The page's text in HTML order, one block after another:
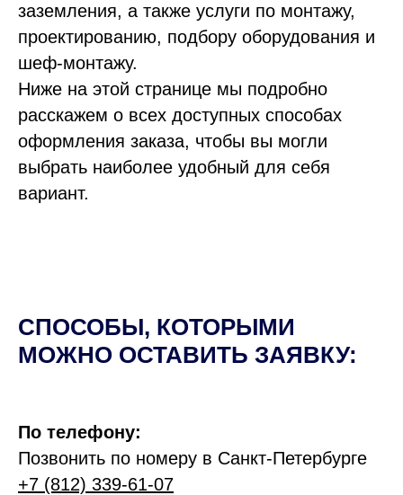
заземления, а также услуги по монтажу,
проектированию, подбору оборудования и
шеф-монтажу.
Ниже на этой странице мы подробно
расскажем о всех доступных способах
оформления заказа, чтобы вы могли
выбрать наиболее удобный для себя
вариант.
СПОСОБЫ, КОТОРЫМИ
МОЖНО ОСТАВИТЬ ЗАЯВКУ:
По телефону:
Позвонить по номеру в Санкт-Петербурге
+7 (812) 339-61-07